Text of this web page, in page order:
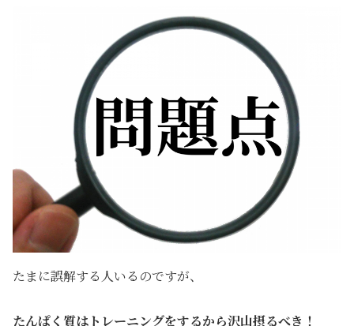
たまに誤解する人いるのですが、
たんぱく質はトレーニングをするから沢山摂るべき！